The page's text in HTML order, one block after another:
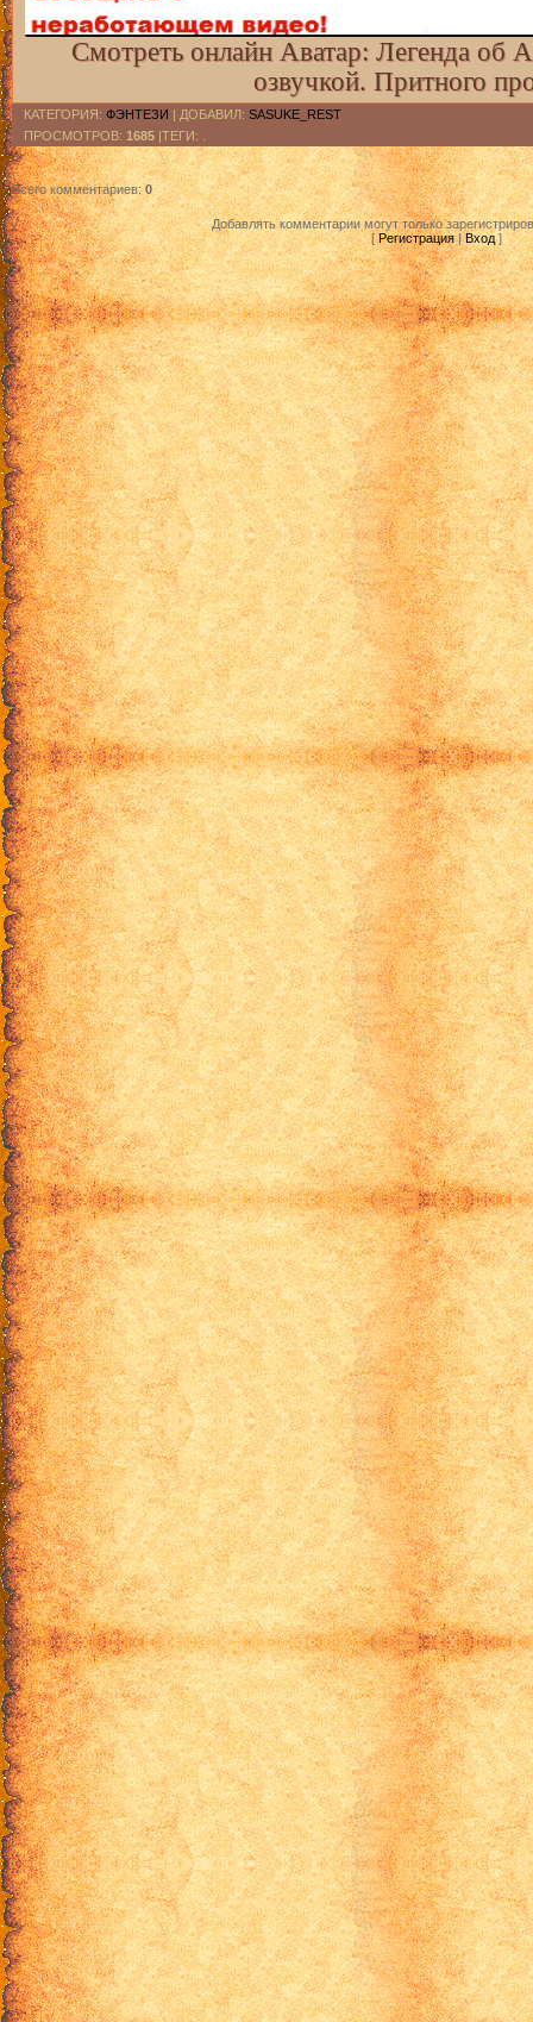
6 эпизод
7 эпизод
9 эпизод
10 эпизод
11 эпизод
12 эпизод
13 эпизод
14 эпизод
15 эпизод
16 эпизод
17 эпизод
18 эпизод
19 эпизод
20 эпизод
Смотреть онлайн Аватар: Легенда об
озвучкой. Притного
КАТЕГОРИЯ: ФЭНТЕЗИ | ДОБАВИЛ: SASUKE_REST
ПРОСМОТРОВ: 1685 |ТЕГИ: .
Всего комментариев:0
Добавлять комментарии могут только
[Регистрация|Вход]